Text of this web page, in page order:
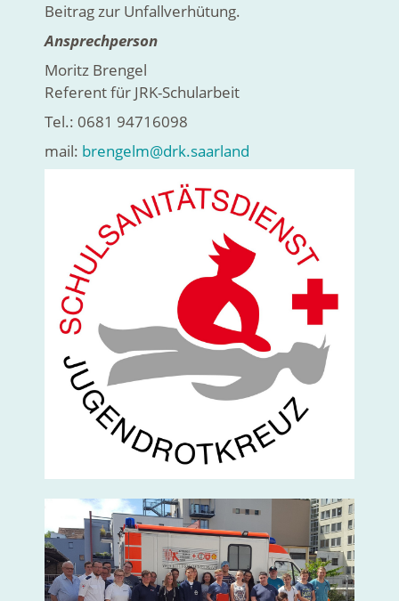
Beitrag zur Unfallverhütung.
Ansprechperson
Moritz Brengel
Referent für JRK-Schularbeit
Tel.: 0681 94716098
mail: brengelm@drk.saarland